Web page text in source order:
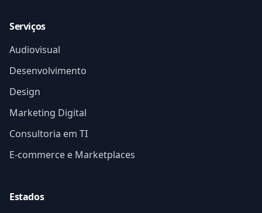
Serviços
Audiovisual
Desenvolvimento
Design
Marketing Digital
Consultoria em TI
E-commerce e Marketplaces
Estados